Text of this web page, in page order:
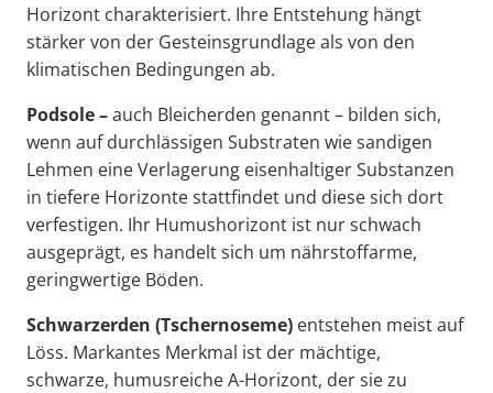
Horizont charakterisiert. Ihre Entstehung hängt
stärker von der Gesteinsgrundlage als von den
klimatischen Bedingungen ab.
Podsole –auch Bleicherden genannt – bilden sich,
wenn auf durchlässigen Substraten wie sandigen
Lehmen eine Verlagerung eisenhaltiger Substanzen
in tiefere Horizonte stattfindet und diese sich dort
verfestigen. Ihr Humushorizont ist nur schwach
ausgeprägt, es handelt sich um nährstoffarme,
geringwertige Böden.
Schwarzerden (Tschernoseme) entstehen meist auf
Löss. Markantes Merkmal ist der mächtige,
schwarze, humusreiche A-Horizont, der sie zu